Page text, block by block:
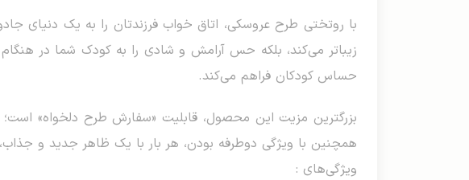
با روتختی طرح عروسکی، اتاق خواب فرزندتان را به یک دنیای
زیباتر می‌کند، بلکه حس آرامش و شادی را به کودک شما در
حساس کودکان فراهم می‌کند.
بزرگترین مزیت این محصول، قابلیت «سفارش طرح دلخواه»
همچنین با ویژگی دوطرفه بودن، هر بار با یک ظاهر جدید و
ویژگی‌های :